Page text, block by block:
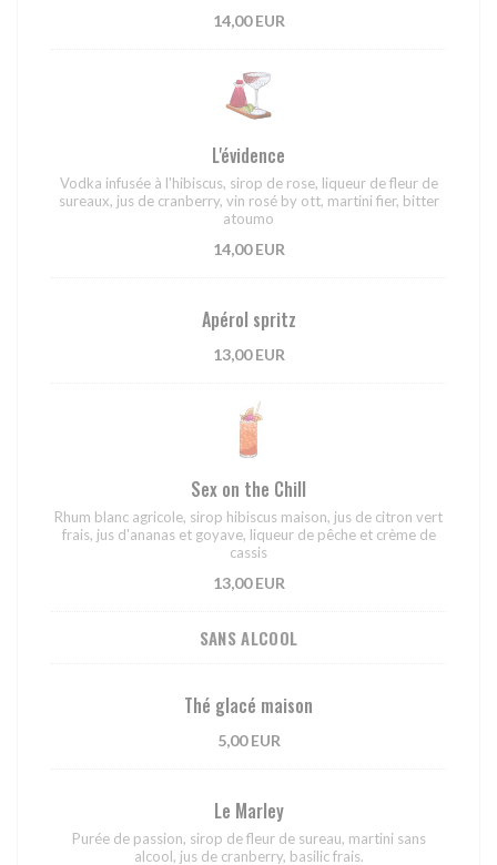
14,00 EUR
L'évidence
Vodka infusée à l'hibiscus, sirop de rose, liqueur de fleur de
sureaux, jus de cranberry, vin rosé by ott, martini fier, bitter
atoumo
14,00 EUR
Apérol spritz
13,00 EUR
Sex on the Chill
Rhum blanc agricole, sirop hibiscus maison, jus de citron vert
frais, jus d'ananas et goyave, liqueur de pêche et crème de
cassis
13,00 EUR
SANS ALCOOL
Thé glacé maison
5,00 EUR
Le Marley
Purée de passion, sirop de fleur de sureau, martini sans
alcool, jus de cranberry, basilic frais.